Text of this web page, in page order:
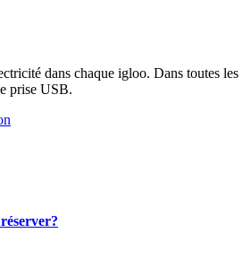
dans chaque igloo. Dans toutes les
prise USB.